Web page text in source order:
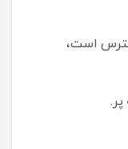
است،